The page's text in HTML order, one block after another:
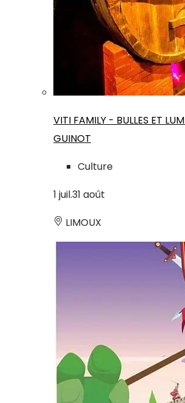
VITI FAMILY - BULLES ET
GUINOT
Culture
1 juil.31 août
LIMOUX